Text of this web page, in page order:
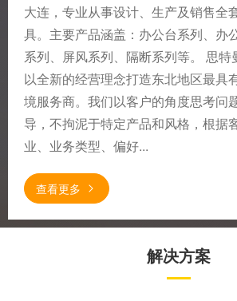
大连，专业从事设计、生产及销售全
具。主要产品涵盖：办公台系列、办
系列、屏风系列、隔断系列等。 思
以全新的经营理念打造东北地区最具
境服务商。我们以客户的角度思考问
导，不拘泥于特定产品和风格，根据
业、业务类型、偏好...
查看更多
解决方案